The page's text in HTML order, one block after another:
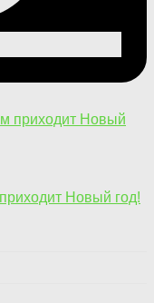
Новый год!